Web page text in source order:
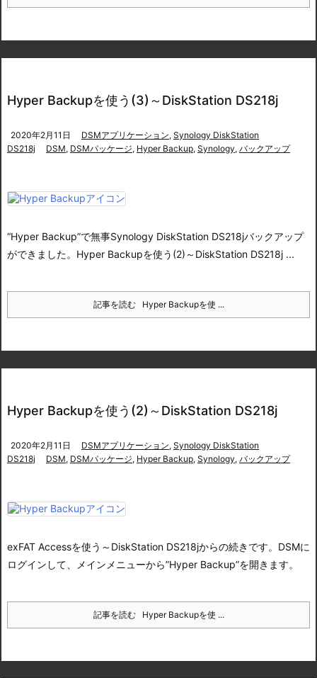
Hyper Backupを使う(3)～DiskStation DS218j
2020年2月11日 DSMアプリケーション, Synology DiskStation
DS218j
DSM, DSMパッケージ, Hyper Backup, Synology, バックアップ
“Hyper Backup”で無事Synology DiskStation DS218jバックアップ
ができました。 Hyper Backupを使う(2)～DiskStation DS218j ...
記事を読む Hyper Backupを使 ...
Hyper Backupを使う(2)～DiskStation DS218j
2020年2月11日 DSMアプリケーション, Synology DiskStation
DS218j
DSM, DSMパッケージ, Hyper Backup, Synology, バックアップ
exFAT Accessを使う～DiskStation DS218jからの続きです。 DSMに
ログインして、
メインメニューから”Hyper Backup”を開きます。
記事を読む Hyper Backupを使 ...